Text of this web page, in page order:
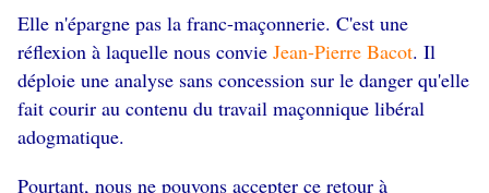
Elle n'épargne pas la franc-maçonnerie. C'est une
réflexion à laquelle nous convie Jean-Pierre Bacot. Il
déploie une analyse sans concession sur le danger qu'elle
fait courir au contenu du travail maçonnique libéral
adogmatique.
Pourtant, nous ne pouvons accepter ce retour à